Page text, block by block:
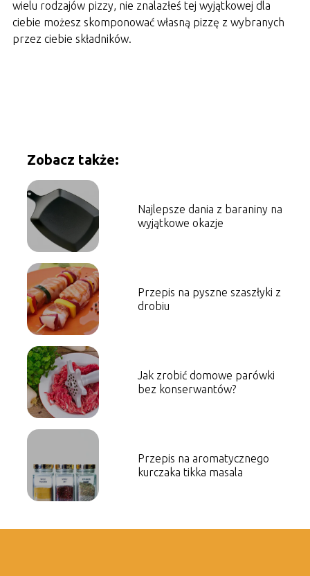
wielu rodzajów pizzy, nie znalazłeś tej wyjątkowej dla
ciebie możesz skomponować własną pizzę z wybranych
przez ciebie składników.
Zobacz także:
Najlepsze dania z baraniny na
wyjątkowe okazje
Przepis na pyszne szaszłyki z
drobiu
Jak zrobić domowe parówki
bez konserwantów?
Przepis na aromatycznego
kurczaka tikka masala